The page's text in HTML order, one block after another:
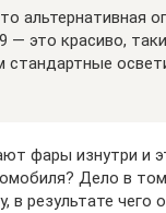
альтернативная
— это красиво,
стандартные
фары изнутри и
Дело в
в результате чего